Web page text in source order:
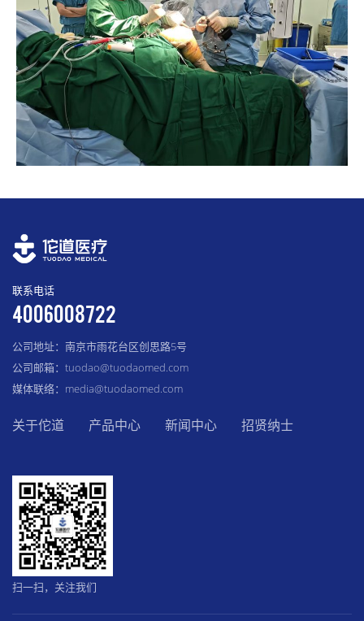
联系电话
4006008722
公司地址：南京市雨花台区创思路5号
公司邮箱：tuodao@tuodaomed.com
媒体联络：media@tuodaomed.com
关于佗道 产品中心 新闻中心 招贤纳士
扫一扫，关注我们